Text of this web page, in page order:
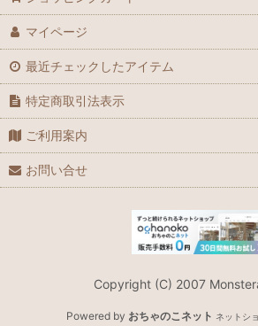
マイページ
最近チェックしたアイテム
特定商取引法表示
ご利用案内
お問い合せ
Copyright (C) 2007
Powered by おちゃのこネット ネットシ